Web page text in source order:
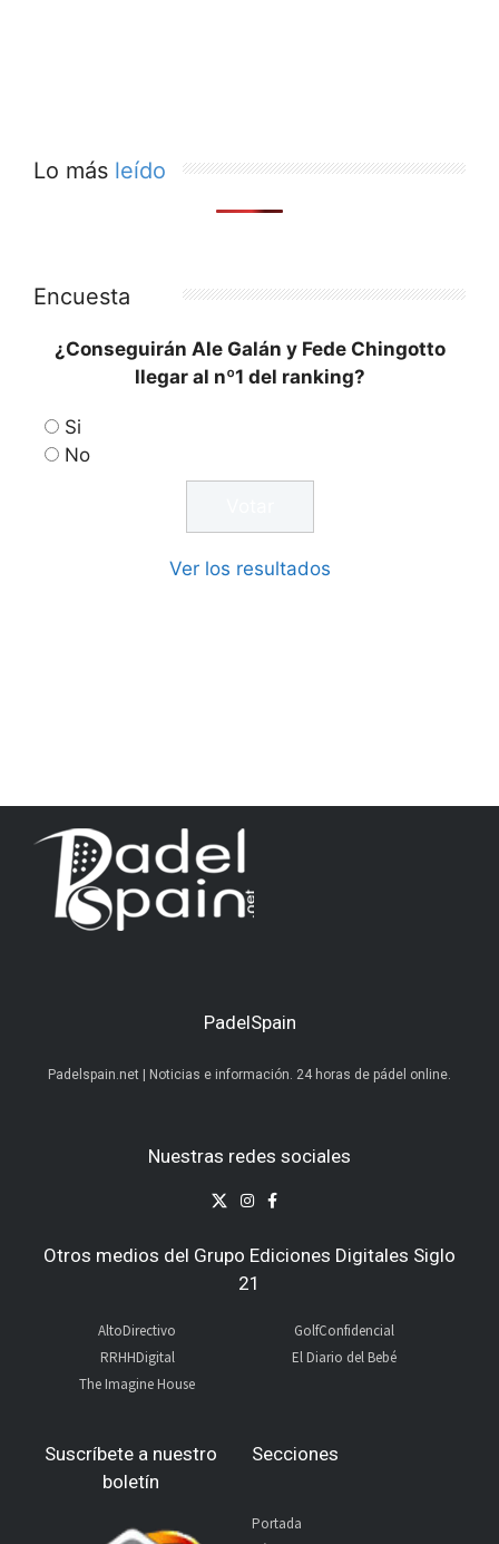
Lo más leído
Encuesta
¿Conseguirán Ale Galán y Fede Chingotto
llegar al nº1 del ranking?
Si
No
Ver los resultados
PadelSpain
Padelspain.net | Noticias e información. 24 horas de pádel online.
Nuestras redes sociales
Otros medios del Grupo Ediciones Digitales Siglo
21
AltoDirectivo
RRHHDigital
The Imagine House
GolfConfidencial
El Diario del Bebé
Suscríbete a nuestro
boletín
Secciones
Portada